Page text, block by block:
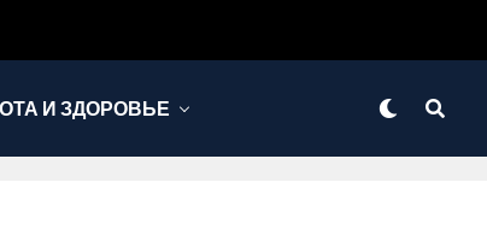
И ЗДОРОВЬЕ